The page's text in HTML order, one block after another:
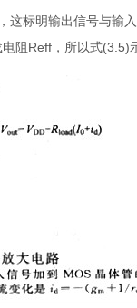
这标明输出信号与输
阻Reff，所以式(3.5)